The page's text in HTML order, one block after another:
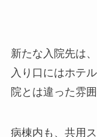
新たな入院先は
入り口にはホテ
院とは違った雰囲
病棟内も、共用